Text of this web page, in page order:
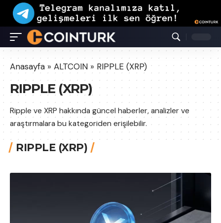
Anasayfa » ALTCOIN » RIPPLE (XRP)
RIPPLE (XRP)
Ripple ve XRP hakkında güncel haberler, analizler ve
araştırmalara bu kategoriden erişilebilir.
RIPPLE (XRP)